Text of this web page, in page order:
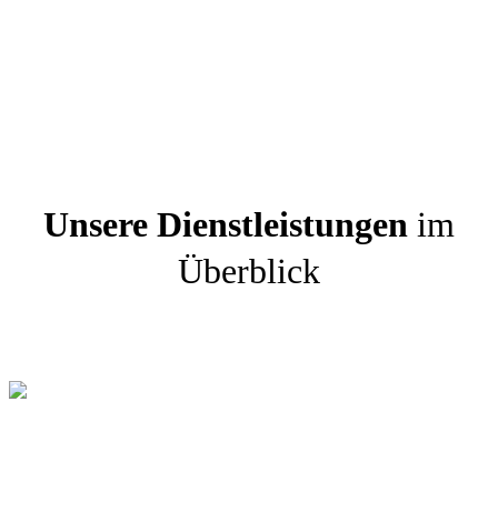
Unsere Dienstleistungen im
Überblick